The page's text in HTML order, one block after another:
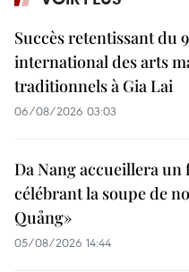
Succès retentissant du
international des arts
traditionnels à Gia Lai
06/08/2026 03:03
Da Nang accueillera un
célébrant la soupe de
Quảng»
05/08/2026 14:44